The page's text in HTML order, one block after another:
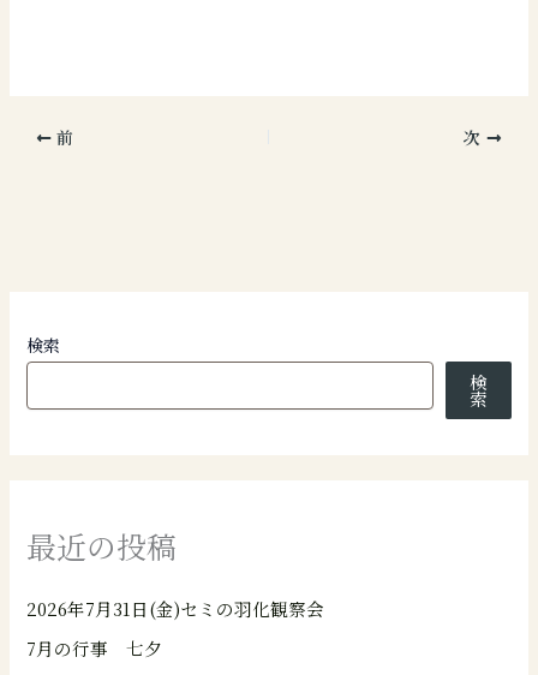
前 次
検索
検
索
最近の投稿
2026年7月31日(金)セミの羽化観察会
7月の行事 七夕